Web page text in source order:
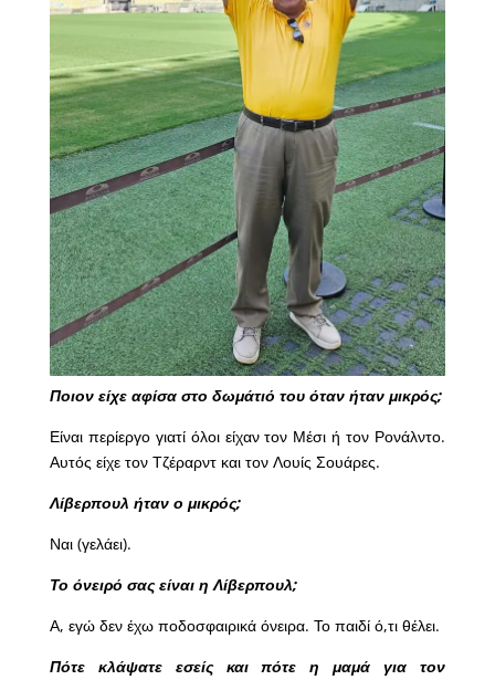
Ποιον είχε αφίσα στο δωμάτιό του όταν ήταν μικρός;
Είναι περίεργο γιατί όλοι είχαν τον Μέσι ή τον Ρονάλντο.
Αυτός είχε τον Τζέραρντ και τον Λουίς Σουάρες.
Λίβερπουλ ήταν ο μικρός;
Ναι (γελάει).
Το όνειρό σας είναι η Λίβερπουλ;
Α, εγώ δεν έχω ποδοσφαιρικά όνειρα. Το παιδί ό,τι θέλει.
Πότε κλάψατε εσείς και πότε η μαμά για τον